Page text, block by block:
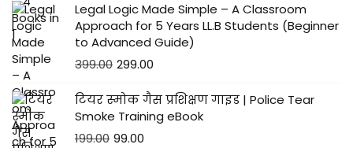
Legal Logic Made Simple – A Classroom
Approach for 5 Years LL.B Students (Beginner
to Advanced Guide)
399.00 299.00
टियर स्मोक गैस प्रशिक्षण गाइड | Police Tear
Smoke Training eBook
199.00 99.00